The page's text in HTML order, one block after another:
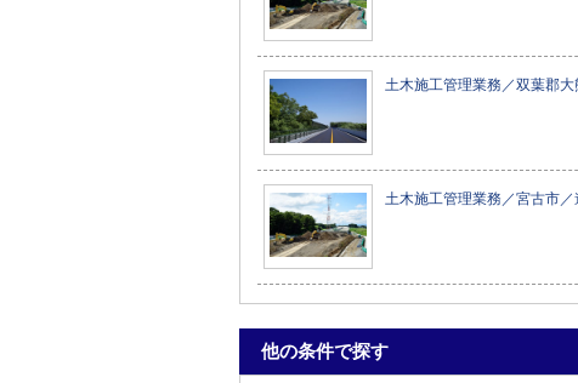
土木施工管理業務／双葉郡
土木施工管理業務／宮古市
他の条件で探す